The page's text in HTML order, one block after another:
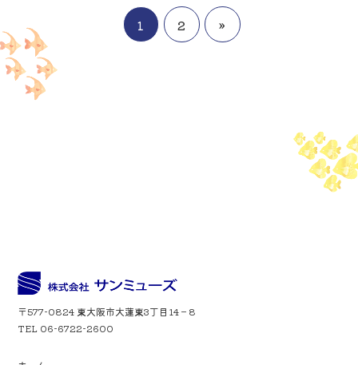
1 2 »
〒577-0824 東大阪市大蓮東3丁目14－8
TEL 06-6722-2600